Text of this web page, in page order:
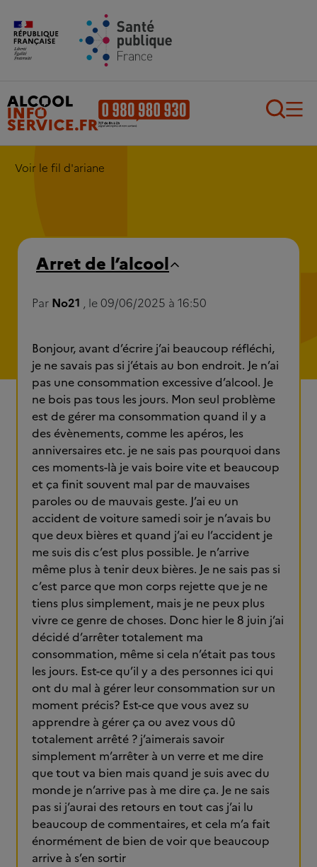
Aller au contenu principal
Voir le fil d'ariane
Arret de l’alcool
Par No21 , le 09/06/2025 à 16:50
Bonjour, avant d’écrire j’ai beaucoup réfléchi,
je ne savais pas si j’étais au bon endroit. Je n’ai
pas une consommation excessive d’alcool. Je
ne bois pas tous les jours. Mon seul problème
est de gérer ma consommation quand il y a
des évènements, comme les apéros, les
anniversaires etc. je ne sais pas pourquoi dans
ces moments-là je vais boire vite et beaucoup
et ça finit souvent mal par de mauvaises
paroles ou de mauvais geste. J’ai eu un
accident de voiture samedi soir je n’avais bu
que deux bières et quand j’ai eu l’accident je
me suis dis c’est plus possible. Je n’arrive
même plus à tenir deux bières. Je ne sais pas si
c’est parce que mon corps rejette que je ne
tiens plus simplement, mais je ne peux plus
vivre ce genre de choses. Donc hier le 8 juin j’ai
décidé d’arrêter totalement ma
consommation, même si cela n’était pas tous
les jours. Est-ce qu’il y a des personnes ici qui
ont du mal à gérer leur consommation sur un
moment précis? Est-ce que vous avez su
apprendre à gérer ça ou avez vous dû
totalement arrêté ? j’aimerais savoir
simplement m’arrêter à un verre et me dire
que tout va bien mais quand je suis avec du
monde je n’arrive pas à me dire ça. Je ne sais
pas si j’aurai des retours en tout cas j’ai lu
beaucoup de commentaires, et cela m’a fait
énormément de bien de voir que beaucoup
arrive à s’en sortir